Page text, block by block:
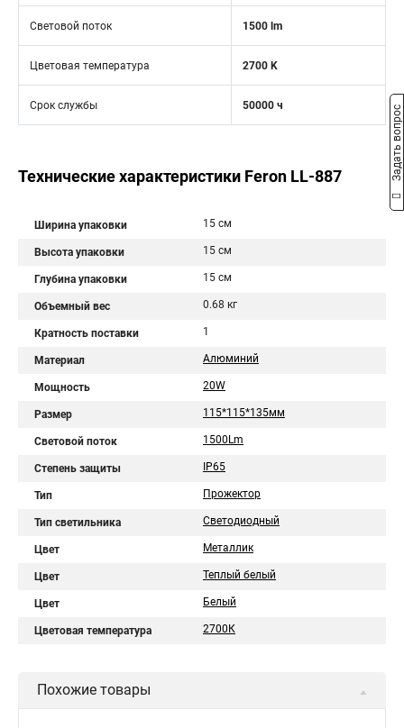
Световой поток 1500 lm
Цветовая температура 2700 K
Срок службы 50000 ч
Технические характеристики Feron LL-887
Ширина упаковки 15 см
Высота упаковки 15 см
Глубина упаковки 15 см
Объемный вес 0.68 кг
Кратность поставки 1
Материал Алюминий
Мощность 20W
Размер 115*115*135мм
Световой поток 1500Lm
Степень защиты IP65
Тип Прожектор
Тип светильника Светодиодный
Цвет Металлик
Цвет Теплый белый
Цвет Белый
Цветовая температура 2700К
Похожие товары
Задать вопрос